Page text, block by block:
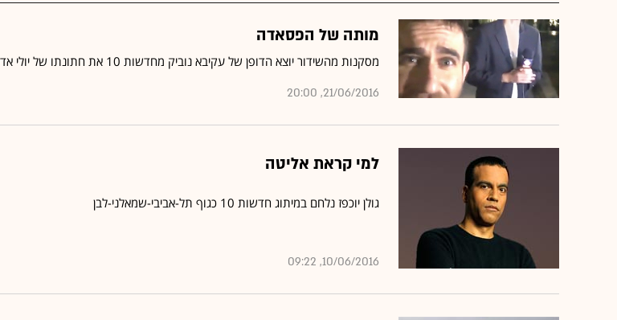
מותה של הפסאדה
מסקנות מהשידור יוצא הדופן של עקיבא נוביק מחדשות 10 את חתונתו של יולי אדלשטיין
21/06/2016, 20:00
למי קראת אליטה
גולן יוכפז נלחם במיתוג חדשות 10 כגוף תל-אביבי-שמאלני-לבן
10/06/2016, 09:22